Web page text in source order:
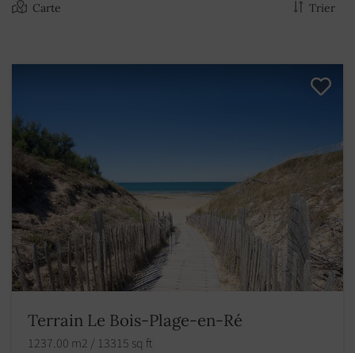
Carte Trier
Terrain Le Bois-Plage-en-Ré
1237.00 m2 / 13315 sq ft